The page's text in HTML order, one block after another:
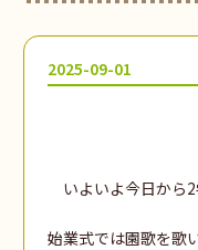
2025-09-01
いよいよ今日から
始業式では園歌を歌